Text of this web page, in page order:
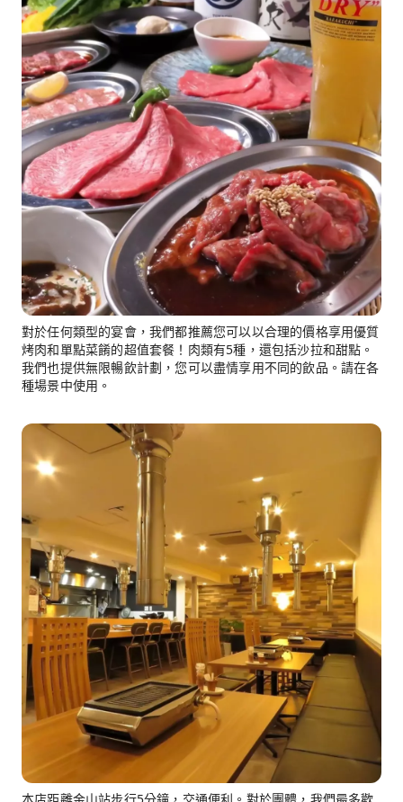
對於任何類型的宴會，我們都推薦您可以以合理的價格享用優質
烤肉和單點菜餚的超值套餐！肉類有5種，還包括沙拉和甜點。
我們也提供無限暢飲計劃，您可以盡情享用不同的飲品。請在各
種場景中使用。